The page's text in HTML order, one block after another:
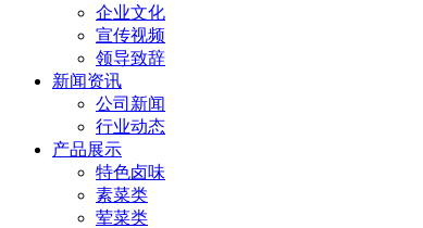
企业文化
宣传视频
领导致辞
新闻资讯
公司新闻
行业动态
产品展示
特色卤味
素菜类
荤菜类